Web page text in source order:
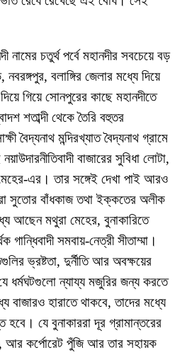
চতুর্থ পর্বে মহানদীর সবচেয়ে বড়
নবরঙ্গপুর, বলাঙ্গির জেলার মধ্যে দিয়ে
গিয়ে সোনপুরের কাছে মহানদীতে
শতাব্দী থেকে তৈরি বহুতর
বৈদ্যনাথ মন্দিরখ্যাত বৈদ্যনাথ গ্রামে
বাজারের সুবিধা লোটা,
মেহের-এর। তার সঙ্গেই দেখা পাই আরও
সুতোর বাঁধকাজ তথা ইক্কতের অলীক
আছেন মথুরা মেহের, বুনাকারিতে
সমবায়-নেত্রী সীতাম্মা।
ভ্রষ্টতা, দুর্নীতি আর অবক্ষয়ের
ধর্মঘটগুলো ন্যায্য মজুরির জন্য করতে
বাজারও হারাতে থাকবে, তাদের মধ্যে
হবে। যে বুনাকাররা দূর গ্রামান্তরের
আর কর্পোরেট পুঁজি আর তার সহায়ক